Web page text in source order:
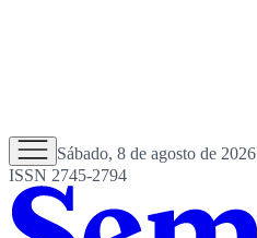
Sábado, 8 de agosto de 2026
ISSN 2745-2794